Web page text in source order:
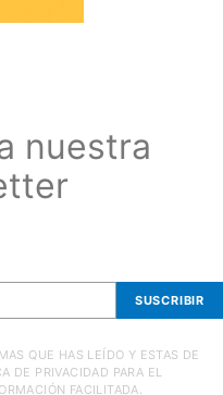
nuestra
SUSCRIBIR
QUE HAS LEÍDO Y ESTAS DE
DE PRIVACIDAD PARA EL
FACILITADA.